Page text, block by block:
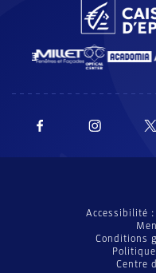
Accessibilité
Conditions
Centre